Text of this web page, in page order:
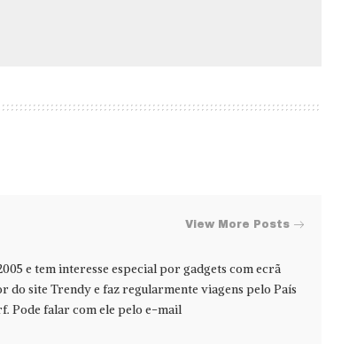
View More Posts
e tem interesse especial por gadgets com ecrã
do site Trendy e faz regularmente viagens pelo País
Pode falar com ele pelo e-mail